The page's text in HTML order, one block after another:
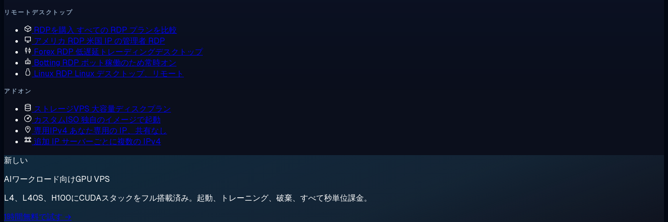
リモートデスクトップ
RDPを購入 すべての RDP プランを比較
アメリカ RDP 米国 IP の管理者 RDP
Forex RDP 低遅延トレーディングデスクトップ
Botting RDP ボット稼働のため常時オン
Linux RDP Linux デスクトップ、リモート
アドオン
ストレージVPS 大容量ディスクプラン
カスタムISO 独自のイメージで起動
専用IPv4 あなた専用の IP、共有なし
追加 IP サーバーごとに複数の IPv4
新しい
AIワークロード向けGPU VPS
L4、L40S、H100にCUDAスタックをフル搭載済み。起動、トレーニング、破棄、すべて秒単位課金。
1時間無料で試す →